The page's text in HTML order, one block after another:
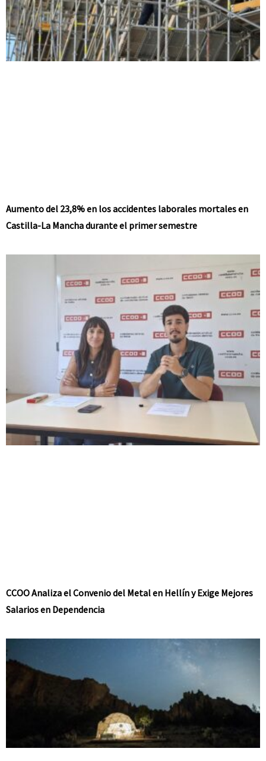
Aumento del 23,8% en los accidentes laborales mortales en
Castilla-La Mancha durante el primer semestre
CCOO Analiza el Convenio del Metal en Hellín y Exige Mejores
Salarios en Dependencia